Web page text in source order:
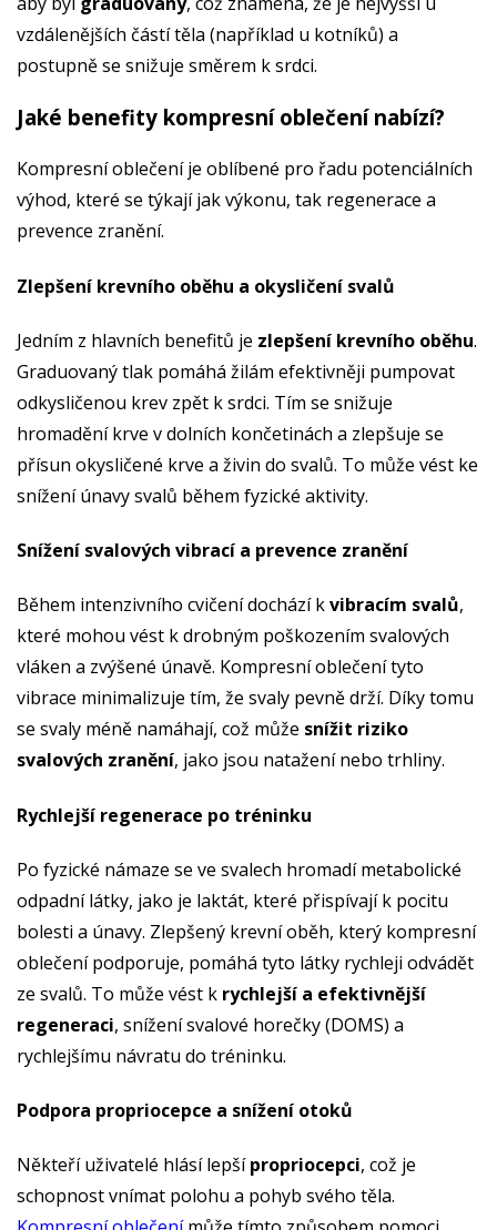
vzdálenějších částí těla (například u kotníků) a
postupně se snižuje směrem k srdci.
Jaké benefity kompresní oblečení nabízí?
Kompresní oblečení je oblíbené pro řadu potenciálních
výhod, které se týkají jak výkonu, tak regenerace a
prevence zranění.
Zlepšení krevního oběhu a okysličení svalů
Jedním z hlavních benefitů je zlepšení krevního oběhu.
Graduovaný tlak pomáhá žilám efektivněji pumpovat
odkysličenou krev zpět k srdci. Tím se snižuje
hromadění krve v dolních končetinách a zlepšuje se
přísun okysličené krve a živin do svalů. To může vést ke
snížení únavy svalů během fyzické aktivity.
Snížení svalových vibrací a prevence zranění
Během intenzivního cvičení dochází kvibracím svalů,
které mohou vést k drobným poškozením svalových
vláken a zvýšené únavě. Kompresní oblečení tyto
vibrace minimalizuje tím, že svaly pevně drží. Díky tomu
se svaly méně namáhají, což může snížit riziko
svalových zranění, jako jsou natažení nebo trhliny.
Rychlejší regenerace po tréninku
Po fyzické námaze se ve svalech hromadí metabolické
odpadní látky, jako je laktát, které přispívají k pocitu
bolesti a únavy. Zlepšený krevní oběh, který kompresní
oblečení podporuje, pomáhá tyto látky rychleji odvádět
ze svalů. To může vést k rychlejší a efektivnější
regeneraci, snížení svalové horečky (DOMS) a
rychlejšímu návratu do tréninku.
Podpora propriocepce a snížení otoků
Někteří uživatelé hlásí lepšípropriocepci, což je
schopnost vnímat polohu a pohyb svého těla.